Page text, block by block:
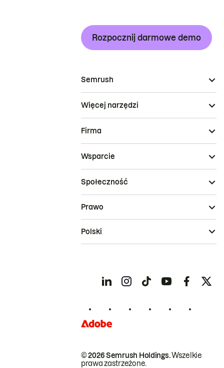
Rozpocznij darmowe demo
Semrush
Więcej narzędzi
Firma
Wsparcie
Społeczność
© 2026 Semrush Holdings.Wszelkie
prawa zastrzeżone.
Prawo
Polski